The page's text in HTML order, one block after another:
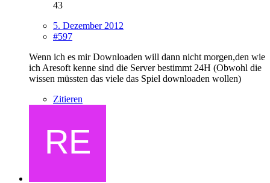
43
5. Dezember 2012
#597
Wenn ich es mir Downloaden will dann nicht morgen,den wie
ich Aresoft kenne sind die Server bestimmt 24H (Obwohl die
wissen müssten das viele das Spiel downloaden wollen)
Zitieren